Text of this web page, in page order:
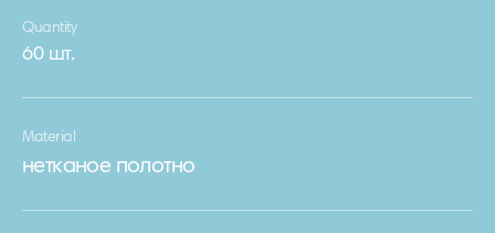
Quantity
60 шт.
Material
нетканое полотно